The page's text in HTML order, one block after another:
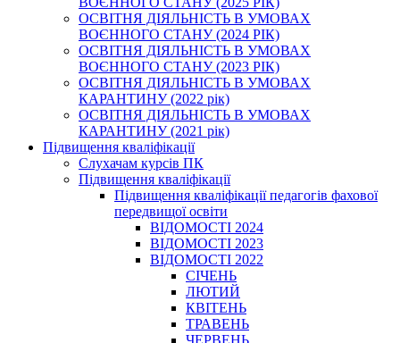
ОСВІТНЯ ДІЯЛЬНІСТЬ В УМОВАХ
ВОЄННОГО СТАНУ (2024 РІК)
ОСВІТНЯ ДІЯЛЬНІСТЬ В УМОВАХ
ВОЄННОГО СТАНУ (2023 РІК)
ОСВІТНЯ ДІЯЛЬНІСТЬ В УМОВАХ
КАРАНТИНУ (2022 рік)
ОСВІТНЯ ДІЯЛЬНІСТЬ В УМОВАХ
КАРАНТИНУ (2021 рік)
Підвищення кваліфікації
Слухачам курсів ПК
Підвищення кваліфікації
Підвищення кваліфікації педагогів фахової
передвищої освіти
ВІДОМОСТІ 2024
ВІДОМОСТІ 2023
ВІДОМОСТІ 2022
СІЧЕНЬ
ЛЮТИЙ
КВІТЕНЬ
ТРАВЕНЬ
ЧЕРВЕНЬ